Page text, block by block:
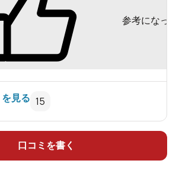
スを場所取りをしたまま長時間不
ペースの利用ルール的なものを決
ルオープンしたばかりで、従業員
らここの温泉に入っています！
参考になった
見る 15
口コミを書く